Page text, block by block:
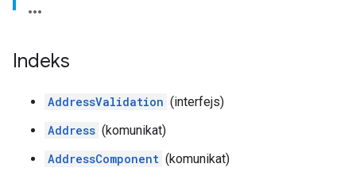
Indeks
AddressValidation (interfejs)
Address (komunikat)
AddressComponent (komunikat)